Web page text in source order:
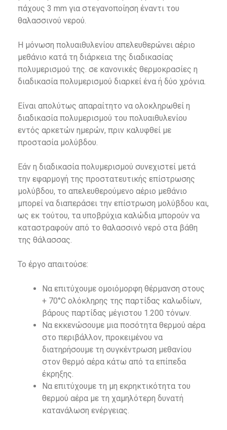
πάχους 3 mm για στεγανοποίηση έναντι του
θαλασσινού νερού.
Η μόνωση πολυαιθυλενίου απελευθερώνει αέριο
μεθάνιο κατά τη διάρκεια της διαδικασίας
πολυμερισμού της. σε κανονικές θερμοκρασίες η
διαδικασία πολυμερισμού διαρκεί ένα ή δύο χρόνια.
Είναι απολύτως απαραίτητο να ολοκληρωθεί η
διαδικασία πολυμερισμού του πολυαιθυλενίου
εντός αρκετών ημερών, πριν καλυφθεί με
προστασία μολύβδου.
Εάν η διαδικασία πολυμερισμού συνεχιστεί μετά
την εφαρμογή της προστατευτικής επίστρωσης
μολύβδου, το απελευθερούμενο αέριο μεθάνιο
μπορεί να διαπεράσει την επίστρωση μολύβδου και,
ως εκ τούτου, τα υποβρύχια καλώδια μπορούν να
καταστραφούν από το θαλασσινό νερό στα βάθη
της θάλασσας.
Το έργο απαιτούσε:
Να επιτύχουμε ομοιόμορφη θέρμανση στους
+ 70°C ολόκληρης της παρτίδας καλωδίων,
βάρους παρτίδας μέγιστου 1.200 τόνων.
Να εκκενώσουμε μια ποσότητα θερμού αέρα
στο περιβάλλον, προκειμένου να
διατηρήσουμε τη συγκέντρωση μεθανίου
στον θερμό αέρα κάτω από τα επίπεδα
έκρηξης.
Να επιτύχουμε τη μη εκρηκτικότητα του
θερμού αέρα με τη χαμηλότερη δυνατή
κατανάλωση ενέργειας.